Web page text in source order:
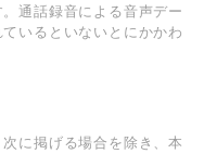
通話録⾳による⾳声デー
いるといないとにかかわ
に掲げる場合を除き、本